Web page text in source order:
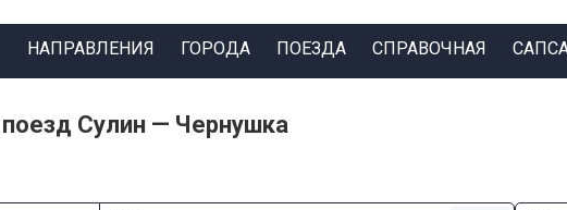
НАПРАВЛЕНИЯ ГОРОДА ПОЕЗДА СПРАВОЧНАЯ
Сулин — Чернушка